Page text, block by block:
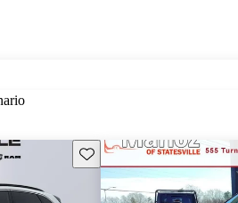
Guarda este Aviso